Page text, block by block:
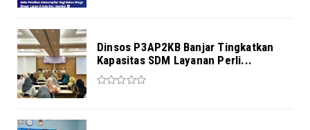
Dinsos P3AP2KB Banjar Tingkatkan
Kapasitas SDM Layanan Perli...